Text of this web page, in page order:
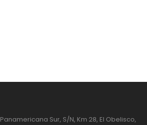
Panamericana Sur, S/N, Km 28, El Obelisco,